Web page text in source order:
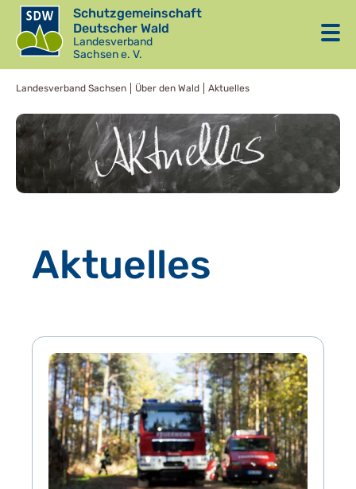
Schutzgemeinschaft
Deutscher Wald
Landesverband
Sachsen e. V.
Landesverband Sachsen Über den Wald Aktuelles
Aktuelles